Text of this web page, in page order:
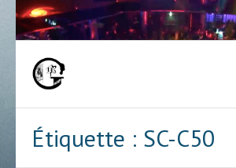
Skip
to
Étiquette : SC-C50